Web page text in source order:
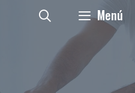
Menú